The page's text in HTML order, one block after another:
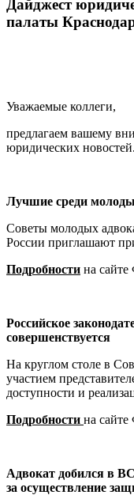
Дайджест
палаты
Уважаемые коллеги,
предлагаем вашему
юридических новостей.
Лучшие среди
Советы молодых
России приглашают
Подробности на
Российское
совершенствуется
На круглом столе в
участием
доступности и
Подробности на
Адвокат добился в
за осуществление